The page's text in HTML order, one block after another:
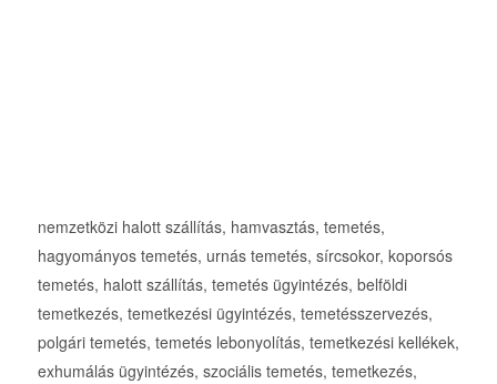
nemzetközi halott szállítás, hamvasztás, temetés,
hagyományos temetés, urnás temetés, sírcsokor, koporsós
temetés, halott szállítás, temetés ügyintézés, belföldi
temetkezés, temetkezési ügyintézés, temetésszervezés,
polgári temetés, temetés lebonyolítás, temetkezési kellékek,
exhumálás ügyintézés, szociális temetés, temetkezés,